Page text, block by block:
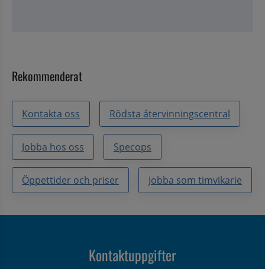
Rekommenderat
Kontakta oss Rödsta återvinningscentral
Jobba hos oss Specops
Öppettider och priser Jobba som timvikarie
Kontaktuppgifter